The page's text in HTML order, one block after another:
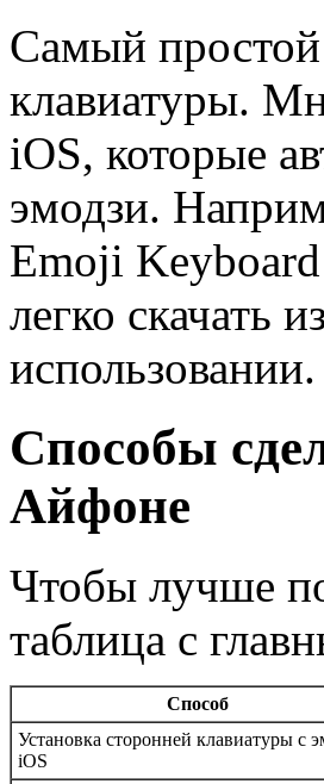
Самый
клавиатуры.
iOS, которые
эмодзи.
Emoji
легко скачать
использовании.
Способы
Айфоне
Чтобы лучше
таблица с
Способ
Установка сторонней клавиатуры с
iOS